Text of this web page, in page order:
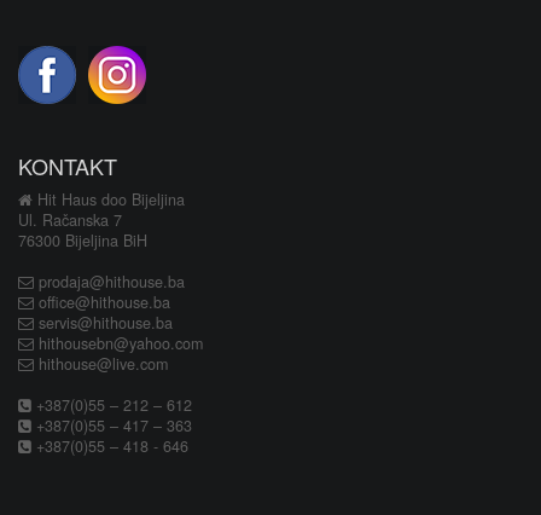
KONTAKT
Hit Haus doo Bijeljina
Ul. Račanska 7
76300 Bijeljina BiH
prodaja@hithouse.ba
office@hithouse.ba
servis@hithouse.ba
hithousebn@yahoo.com
hithouse@live.com
+387(0)55 – 212 – 612
+387(0)55 – 417 – 363
+387(0)55 – 418 - 646